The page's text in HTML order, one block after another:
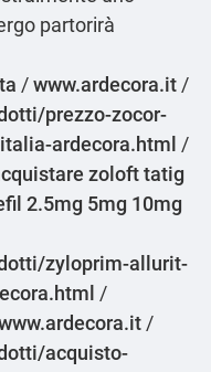
partorirà
/www.ardecora.it /
prezzo-zocor-
ardecora.html /
zoloft tatig
2.5mg 5mg 10mg
zyloprim-allurit-
/
/
acquisto-